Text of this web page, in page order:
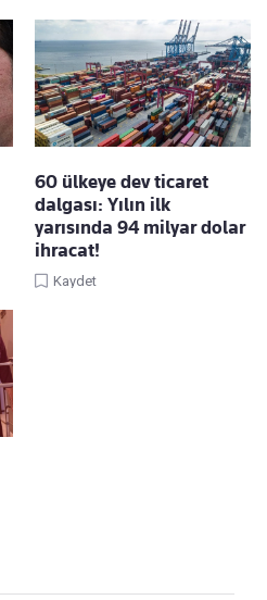
60 ülkeye dev ticaret
dalgası: Yılın ilk
yarısında 94 milyar dolar
ihracat!
Kaydet